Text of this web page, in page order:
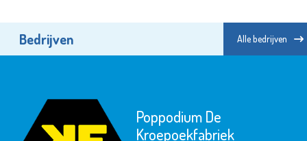
Bedrijven Alle bedrijven
Delta Hotel